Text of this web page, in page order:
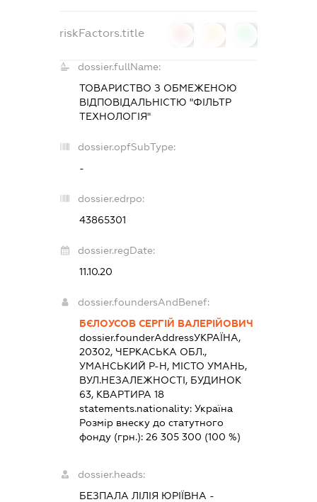
riskFactors.title
dossier.fullName:
ТОВАРИСТВО З ОБМЕЖЕНОЮ
ВІДПОВІДАЛЬНІСТЮ "ФІЛЬТР
ТЕХНОЛОГІЯ"
dossier.opfSubType:
-
dossier.edrpo:
43865301
dossier.regDate:
11.10.20
dossier.foundersAndBenef:
БЄЛОУСОВ СЕРГІЙ ВАЛЕРІЙОВИЧ
dossier.founderAddressУКРАЇНА,
20302, ЧЕРКАСЬКА ОБЛ.,
УМАНСЬКИЙ Р-Н, МІСТО УМАНЬ,
ВУЛ.НЕЗАЛЕЖНОСТІ, БУДИНОК
63, КВАРТИРА 18
statements.nationality: Україна
Розмір внеску до статутного
фонду (грн.): 26 305 300 (100 %)
dossier.heads:
БЕЗПАЛА ЛІЛІЯ ЮРІЇВНА -